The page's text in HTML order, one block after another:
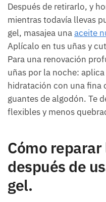
Después de retirarlo, y
mientras todavía llevas
gel, masajea unaaceite
Aplícalo en tus uñas y
Para una renovación
uñas por la noche:
hidratación con una fina
guantes de algodón. Te
flexibles y menos
Cómo reparar
después de
gel.